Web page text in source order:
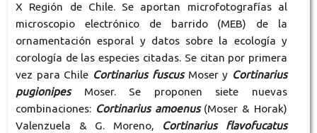
X Región de Chile. Se aportan microfotografías al
microscopio electrónico de barrido (MEB) de la
ornamentación esporal y datos sobre la ecología y
corología de las especies citadas. Se citan por primera
vez para Chile Cortinarius fuscusMoser y Cortinarius
pugionipesMoser. Se proponen siete nuevas
combinaciones: Cortinarius amoenus(Moser & Horak)
Valenzuela & G. Moreno, Cortinarius flavofucatus